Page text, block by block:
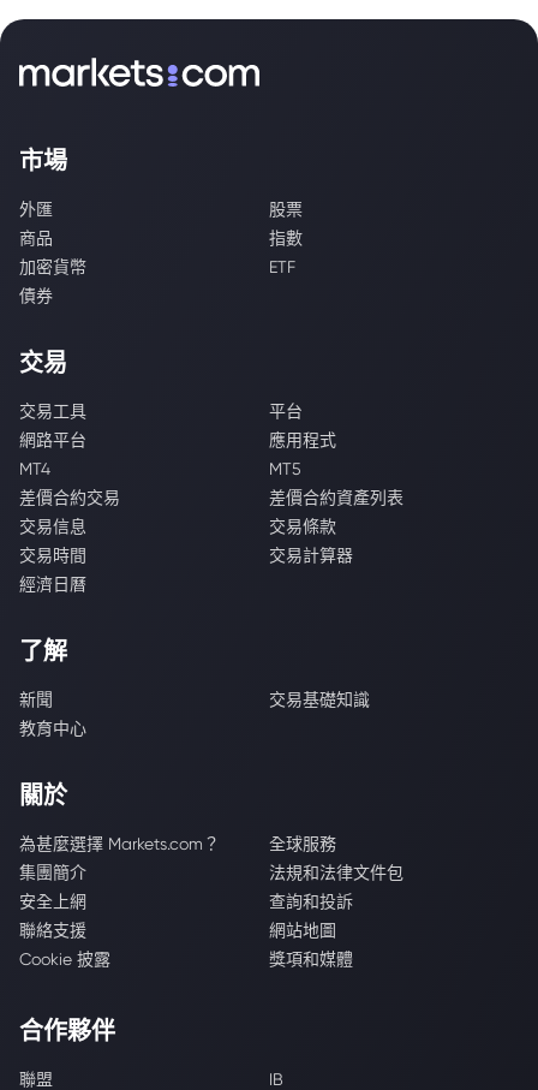
市場
外匯
股票
商品
指數
加密貨幣
ETF
債券
交易
交易工具
平台
網路平台
應用程式
MT4
MT5
差價合約交易
差價合約資產列表
交易信息
交易條款
交易時間
交易計算器
經濟日曆
了解
新聞
交易基礎知識
教育中心
關於
為甚麼選擇 Markets.com？
全球服務
集團簡介
法規和法律文件包
安全上網
查詢和投訴
聯絡支援
網站地圖
Cookie 披露
獎項和媒體
合作夥伴
聯盟 IB